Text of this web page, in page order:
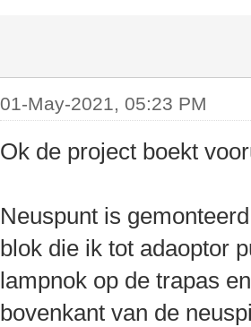
01-May-2021, 05:23 PM
Ok de project boekt
Neuspunt is
blok die ik tot adaoptor
lampnok op de trapas
bovenkant van de